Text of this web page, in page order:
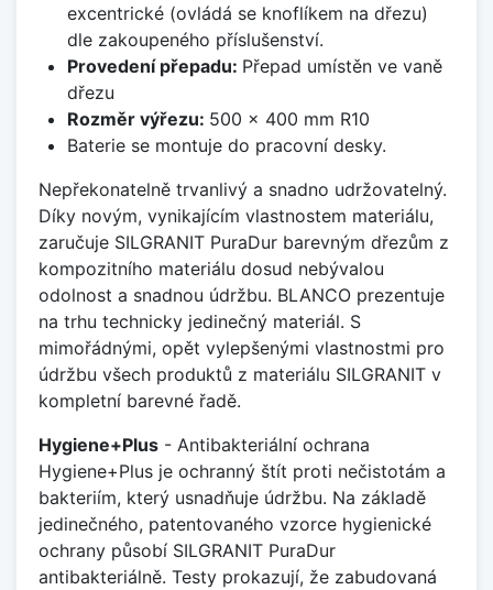
excentrické (ovládá se knoflíkem na dřezu)
dle zakoupeného příslušenství.
Provedení přepadu: Přepad umístěn ve vaně
dřezu
Rozměr výřezu: 500 x 400 mm R10
Baterie se montuje do pracovní desky.
Nepřekonatelně trvanlivý a snadno udržovatelný.
Díky novým, vynikajícím vlastnostem materiálu,
zaručuje SILGRANIT PuraDur barevným dřezům z
kompozitního materiálu dosud nebývalou
odolnost a snadnou údržbu. BLANCO prezentuje
na trhu technicky jedinečný materiál. S
mimořádnými, opět vylepšenými vlastnostmi pro
údržbu všech produktů z materiálu SILGRANIT v
kompletní barevné řadě.
Hygiene+Plus - Antibakteriální ochrana
Hygiene+Plus je ochranný štít proti nečistotám a
bakteriím, který usnadňuje údržbu. Na základě
jedinečného, patentovaného vzorce hygienické
ochrany působí SILGRANIT PuraDur
antibakteriálně. Testy prokazují, že zabudovaná